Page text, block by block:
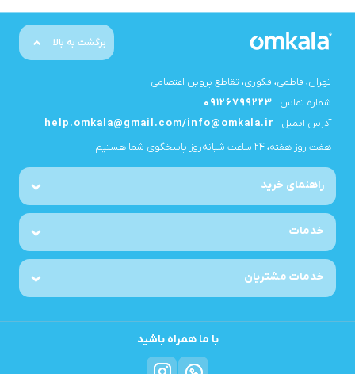
برگشت به بالا
تهران، فاطمی، فکوری، تقاطع پروین اعتصامی
شماره تماس
09126799223
آدرس ایمیل
help.omkala@gmail.com/info@omkala.ir
هفت روز هفته، ۲۴ ساعت شبانه‌روز پاسخگوی شما هستیم.
راهنمای خرید
خدمات
خدمات مشتریان
با ما همراه باشید